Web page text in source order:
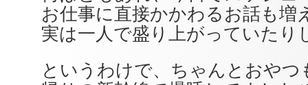
お仕事に直接かかわるお話も増
実は一人で盛り上がっていたり
というわけで、ちゃんとおやつ